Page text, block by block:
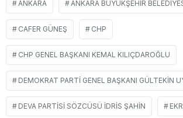
ANKARA ANKARA BÜYÜKŞEHIR
CAFER GÜNEŞ CHP
CHP GENEL BAŞKANI KEMAL KILIÇDAROĞLU
DEMOKRAT PARTI GENEL BAŞKANI GÜLTEKIN
DEVA PARTISI SÖZCÜSÜ İDRIS ŞAHIN